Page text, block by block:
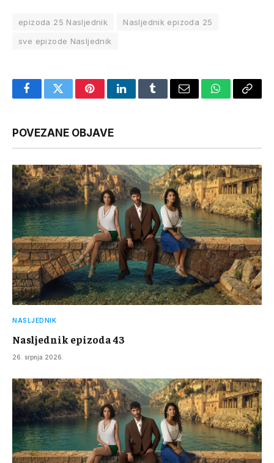
epizoda 25 Nasljednik
Nasljednik epizoda 25
sve epizode Nasljednik
FacebookTwitterPinterestLinkedInTumblrEmail WhatsApp
Copy
POVEZANE OBJAVE
NASLJEDNIK
Nasljednik epizoda 43
26. srpnja 2026.